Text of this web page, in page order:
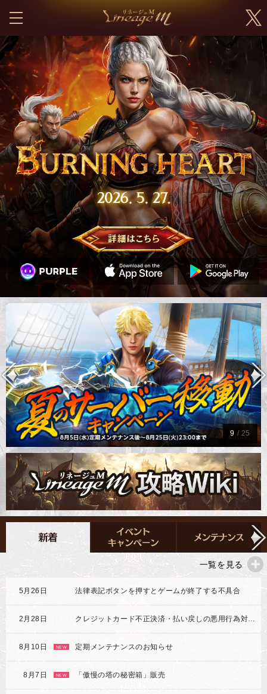
9 / 25
一覧を見る
5月26日 法律表記ボタンを押すとゲームが終了する不具合
2月28日
8月10日 NEW 定期メンテナンスのお知らせ
8月7日 NEW 「傲慢の塔の秘密箱」販売